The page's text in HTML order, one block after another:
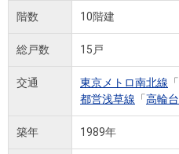
階数 10階建
総戸数 15戸
交通 東京メトロ南北線 「
都営浅草線 「高輪台
築年 1989年